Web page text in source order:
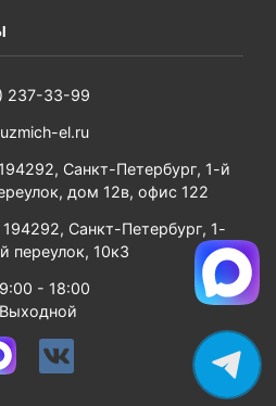
237-33-99
el.ru
194292, Санкт-Петербург, 1-й
дом 12в, офис 122
194292, Санкт-Петербург, 1-
переулок, 10к3
9:00 - 18:00